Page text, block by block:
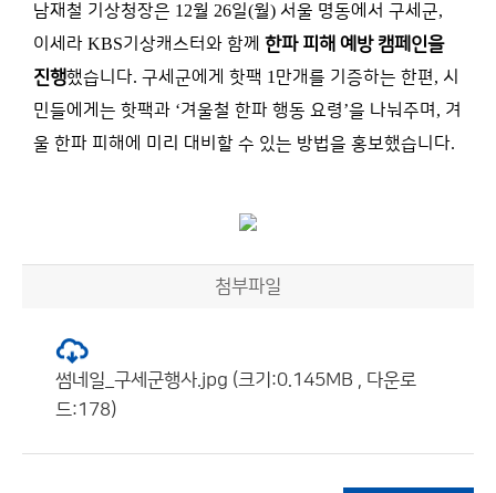
남재철 기상청장은 12월 26일(월) 서울 명동에서 구세군,
이세라 KBS기상캐스터와 함께 한파 피해 예방 캠페인을
진행했습니다. 구세군에게 핫팩 1 만개를 기증하는 한편, 시
민들에게는 핫팩과 ‘겨울철 한파 행동 요령’을 나눠주며 , 겨
울 한파 피해에 미리 대비할 수 있는 방법을 홍보했습니다.
첨부파일
썸네일_구세군행사.jpg (크기:0.145MB , 다운로
드:178)